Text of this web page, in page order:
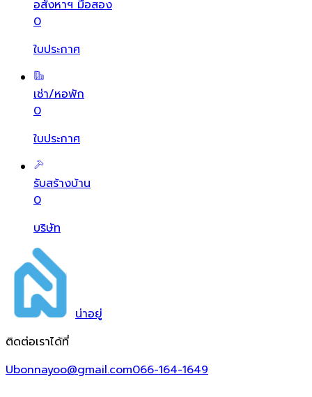
อสังหาฯ มือสอง
0
ใบประกาศ
เช่า/หอพัก
0
ใบประกาศ
รับสร้างบ้าน
0
บริษัท
น่าอยู่
ติดต่อเราได้ที่
Ubonnayoo@gmail.com066-164-1649